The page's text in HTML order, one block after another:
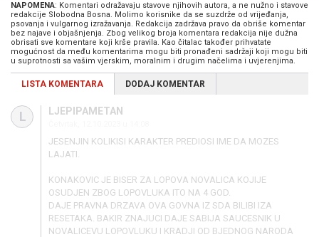
NAPOMENA: Komentari odražavaju stavove njihovih autora, a ne nužno i stavove
redakcije Slobodna Bosna. Molimo korisnike da se suzdrže od vrijeđanja,
psovanja i vulgarnog izražavanja. Redakcija zadržava pravo da obriše komentar
bez najave i objašnjenja. Zbog velikog broja komentara redakcija nije dužna
obrisati sve komentare koji krše pravila. Kao čitalac također prihvatate
mogućnost da među komentarima mogu biti pronađeni sadržaji koji mogu biti
u suprotnosti sa vašim vjerskim, moralnim i drugim načelima i uvjerenjima.
LISTA KOMENTARA DODAJ KOMENTAR
L LJEPIPAMETAN
JESENJIN KOLIKISI KARAKTER PREDIOSI IME DA MOZES
LAJATI.
KONAKOVIC JE BISER ZA LOPOVA NOVALICA KOJIJE
OSUDJEN ZBOG LOPOVLUKA ITO NA 4 GOD.
DAJE PRAVNA DRZAVA OVA GOVNA IZ SDA BILIBI IZA
RESETAKA. BAKIR ZNAJUCI DAJE SABIJA SAUCESNIK U
NOVALICEVU LOPOVLUKU I KRADJI OD BJEDNOG NARODA